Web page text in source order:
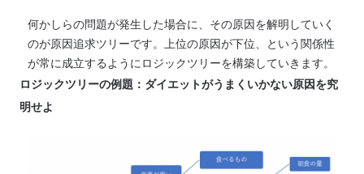
何かしらの問題が発生した場合に、その原因を解明していく
のが原因追求ツリーです。上位の原因が下位、という関係性
が常に成立するようにロジックツリーを構築していきます。
ロジックツリーの例題：ダイエットがうまくいかない原因を究
明せよ